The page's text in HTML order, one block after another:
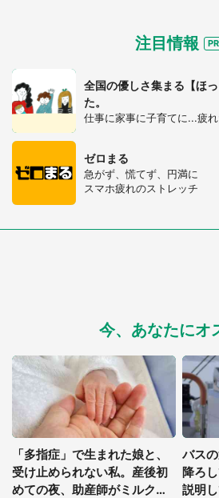
選択する
注目情報
全国の優しさ集まる【ほ
た。
仕事に家事に子育てに...疲れ
ゼロまる
急がず、慌てず、円満に
スマホ疲れのストレッチ
今、あなたにオ
「多指症」で生まれた娘と、
受け止められない私。産後初
めての夜、助産師がミルクを
バス
降ろ
説明